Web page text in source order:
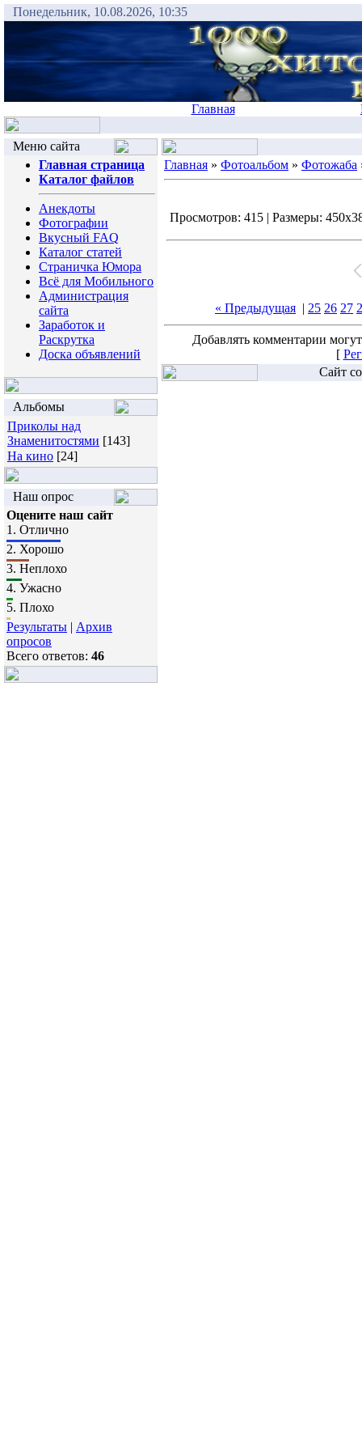
Понедельник, 10.08.2026, 10:35
Главная
Меню сайта
Главная страница
Каталог файлов
Анекдоты
Фотографии
Вкусный FAQ
Каталог статей
Страничка Юмора
Всё для Мобильного
Администрация
сайта
Заработок и
Раскрутка
Доска объявлений
Альбомы
Приколы над
Знаменитостями [143]
На кино [24]
Наш опрос
Оцените наш сайт
1. Отлично
2. Хорошо
3. Неплохо
4. Ужасно
5. Плохо
Результаты | Архив
опросов
Всего ответов: 46
Главная » Фотоальбом » Фотожаба
Просмотров: 415 | Размеры:
« Предыдущая | 25 26 27
Добавлять комментарии
[
Сайт